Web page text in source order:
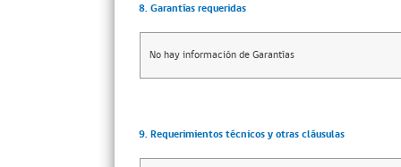
8. Garantías requeridas
No hay información de Garantías
9. Requerimientos técnicos y otras cláusulas